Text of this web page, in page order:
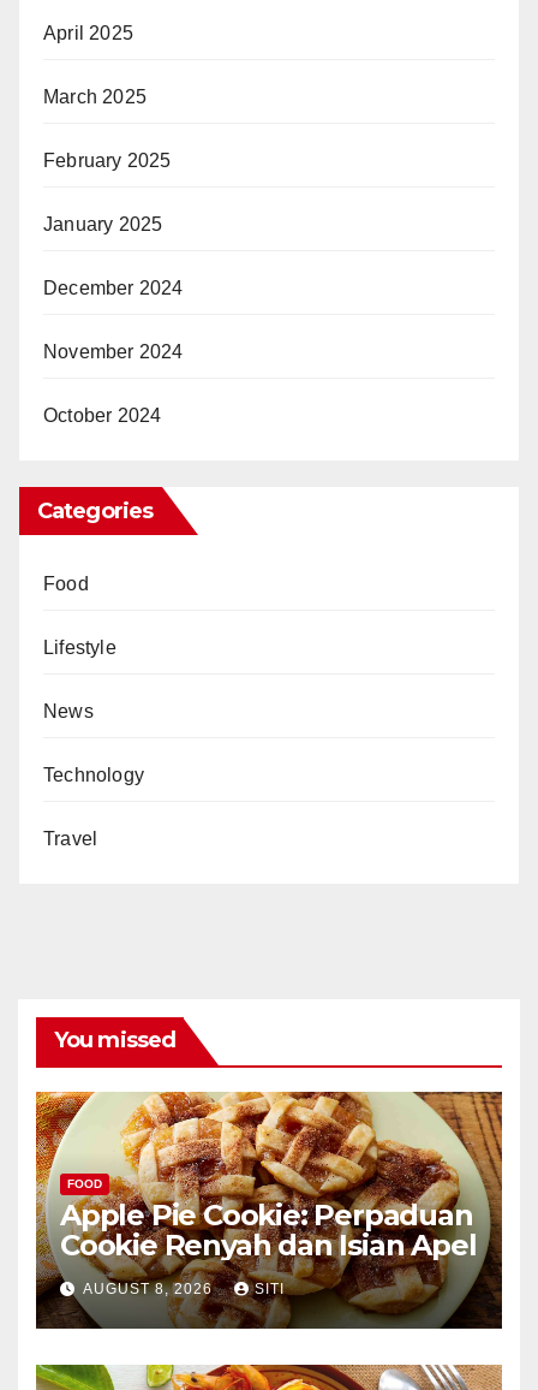
April 2025
March 2025
February 2025
January 2025
December 2024
November 2024
October 2024
Categories
Food
Lifestyle
News
Technology
Travel
You missed
FOOD
Apple Pie Cookie: Perpaduan
Cookie Renyah dan Isian Apel
AUGUST 8, 2026 SITI